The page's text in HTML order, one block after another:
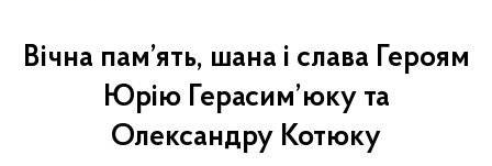
Вічна пам’ять, шана і слава Героям
Юрію Герасим’юку та
Олександру Котюку